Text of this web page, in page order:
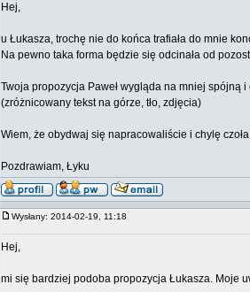
Hej,
u Łukasza, trochę nie do końca trafiała do mnie
Na pewno taka forma będzie się odcinała od
Twoja propozycja Paweł wygląda na mniej spójną
(zróżnicowany tekst na górze, tło, zdjęcia)
Wiem, że obydwaj się napracowaliście i chylę
Pozdrawiam, Łyku
Wysłany: 2014-02-19, 11:18
Hej,
mi się bardziej podoba propozycja Łukasza. Moje